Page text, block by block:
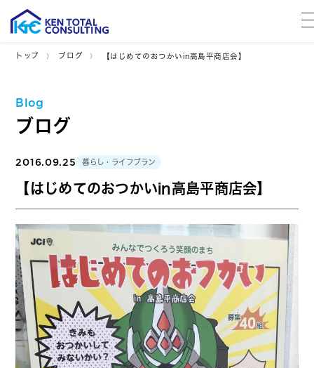
トップ ブログ 【はじめてのおつかいin高島平商店会】
Blog
ブログ
2016.09.25 暮らし・ライフプラン
【はじめてのおつかいin高島平商店会】